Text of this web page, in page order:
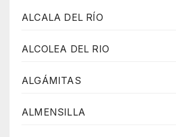
ALCALA DEL RÍO
ALCOLEA DEL RIO
ALGÁMITAS
ALMENSILLA